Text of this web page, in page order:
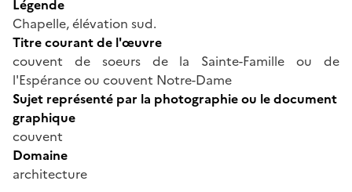
Légende
Chapelle, élévation sud.
Titre courant de l'œuvre
couvent de soeurs de la Sainte-Famille ou de
l'Espérance ou couvent Notre-Dame
Sujet représenté par la photographie ou le document
graphique
couvent
Domaine
architecture